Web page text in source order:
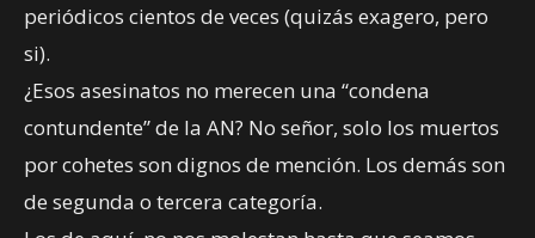
periódicos cientos de veces (quizás exagero, pero
si).
¿Esos asesinatos no merecen una “condena
contundente” de la AN? No señor, solo los muertos
por cohetes son dignos de mención. Los demás son
de segunda o tercera categoría.